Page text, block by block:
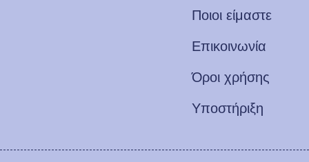
Ποιοι είμαστε
Επικοινωνία
Όροι χρήσης
Υποστήριξη